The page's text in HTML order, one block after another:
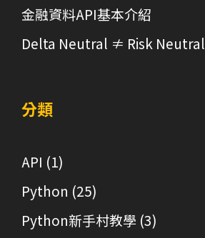
金融資料API基本介紹
Delta Neutral ≠ Risk Neutral
分類
API (1)
Python (25)
Python新手村教學 (3)